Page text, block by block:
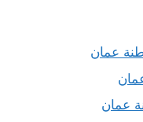
عمان
عمان